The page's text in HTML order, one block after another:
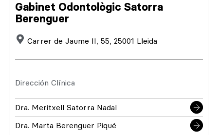
Gabinet Odontològic Satorra
Berenguer
Carrer de Jaume II, 55, 25001 Lleida
Dirección Clínica
Dra. Meritxell Satorra Nadal
Dra. Marta Berenguer Piqué